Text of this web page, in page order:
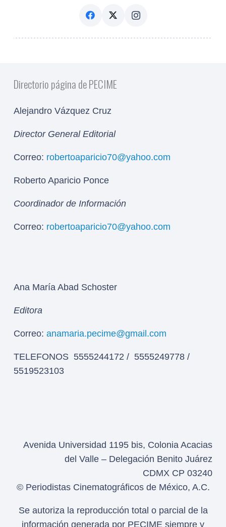
Directorio página de PECIME
Alejandro Vázquez Cruz
Director General Editorial
Correo: robertoaparicio70@yahoo.com
Roberto Aparicio Ponce
Coordinador de Información
Correo: robertoaparicio70@yahoo.com
Ana María Abad Schoster
Editora
Correo: anamaria.pecime@gmail.com
TELEFONOS 5555244172 / 5555249778 /
5519523103
Avenida Universidad 1195 bis, Colonia Acacias
del Valle – Delegación Benito Juárez
CDMX CP 03240
© Periodistas Cinematográficos de México, A.C.
Se autoriza la reproducción total o parcial de la
información generada por PECIME siempre y